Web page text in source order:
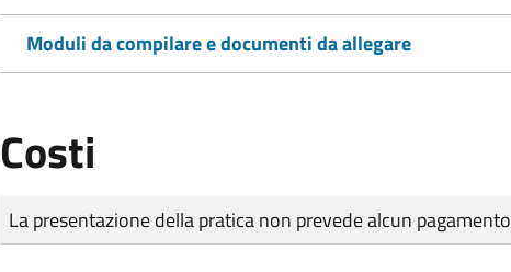
Moduli da compilare e documenti da allegare
Costi
Tipo di pagamento
Importo
La presentazione della pratica non prevede alcun pagamento